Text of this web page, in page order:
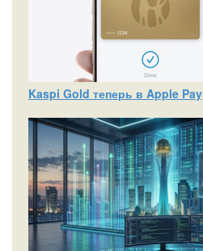
Kaspi Gold теперь в Apple Pay